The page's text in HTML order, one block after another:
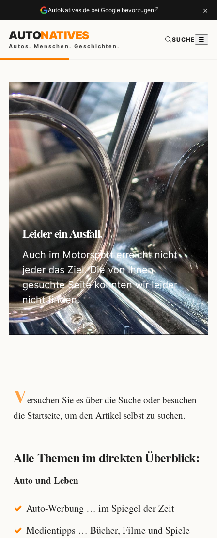
AutoNatives.de bei Google bevorzugen ↗ ×
AUTONATIVES
Autos. Menschen. Geschichten.
SUCHE ☰
Leider ein Ausfall.
Auch im Motorsport erreicht nicht
jeder das Ziel. Die von Ihnen
gesuchte Seite konnten wir leider
nicht finden.
Versuchen Sie es über die Sucheoder besuchen
die Startseite, um den Artikel selbst zu suchen.
Alle Themen im direkten Überblick:
Auto und Leben
Auto-Werbung… im Spiegel der Zeit
Medientipps … Bücher, Filme und Spiele